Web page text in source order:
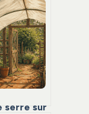
serre sur